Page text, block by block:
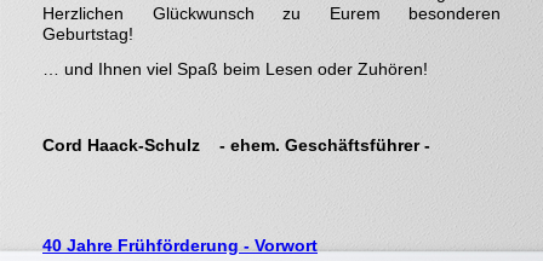
Herzlichen Glückwunsch zu Eurem besonderen
Geburtstag!
… und Ihnen viel Spaß beim Lesen oder Zuhören!
Cord Haack-Schulz - ehem. Geschäftsführer -
40 Jahre Frühförderung - Vorwort